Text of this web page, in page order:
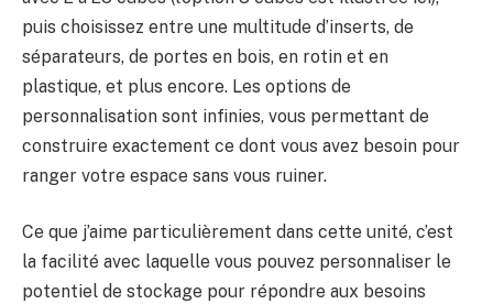
puis choisissez entre une multitude d’inserts, de
séparateurs, de portes en bois, en rotin et en
plastique, et plus encore. Les options de
personnalisation sont infinies, vous permettant de
construire exactement ce dont vous avez besoin pour
ranger votre espace sans vous ruiner.
Ce que j’aime particulièrement dans cette unité, c’est
la facilité avec laquelle vous pouvez personnaliser le
potentiel de stockage pour répondre aux besoins